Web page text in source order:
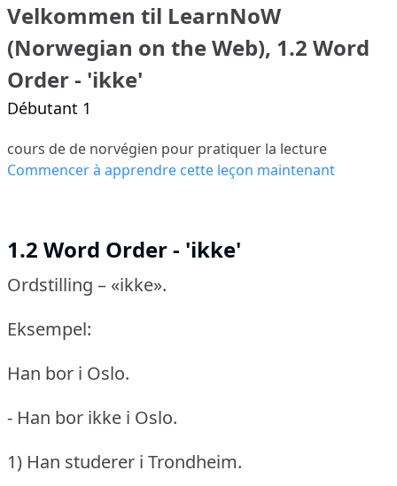
Velkommen til LearnNoW
(Norwegian on the Web), 1.2 Word
Order - 'ikke'
Débutant 1
cours de de norvégien pour pratiquer la lecture
Commencer à apprendre cette leçon maintenant
1.2 Word Order - 'ikke'
Ordstilling – «ikke».
Eksempel:
Han bor i Oslo.
- Han bor ikke i Oslo.
1) Han studerer i Trondheim.